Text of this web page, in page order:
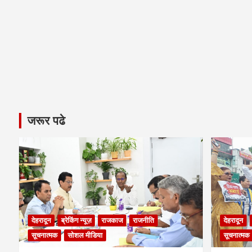
जरूर पढे
देहरादून ब्रेकिंग न्यूज़ राजकाज
राजनीति
सूचनात्मक
सोशल मीडिया
देहरादून
सूचनात्मक